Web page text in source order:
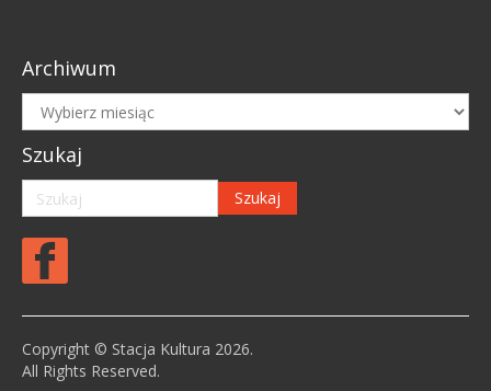
Archiwum
Archiwum
Szukaj
Copyright © Stacja Kultura 2026.
All Rights Reserved.